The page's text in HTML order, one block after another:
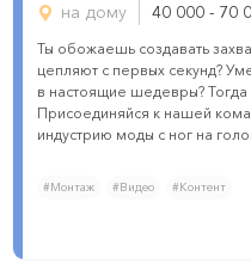
на дому
40 000 - 70
Ты обожаешь создавать
цепляют с первых секунд?
в настоящие шедевры?
Присоединяйся к нашей
индустрию моды с ног на
#Монтаж #Видео #Контент